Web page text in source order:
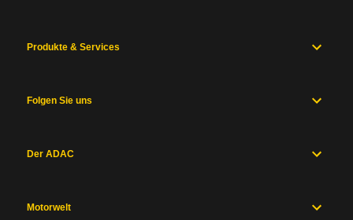
Produkte & Services
Folgen Sie uns
Der ADAC
Motorwelt